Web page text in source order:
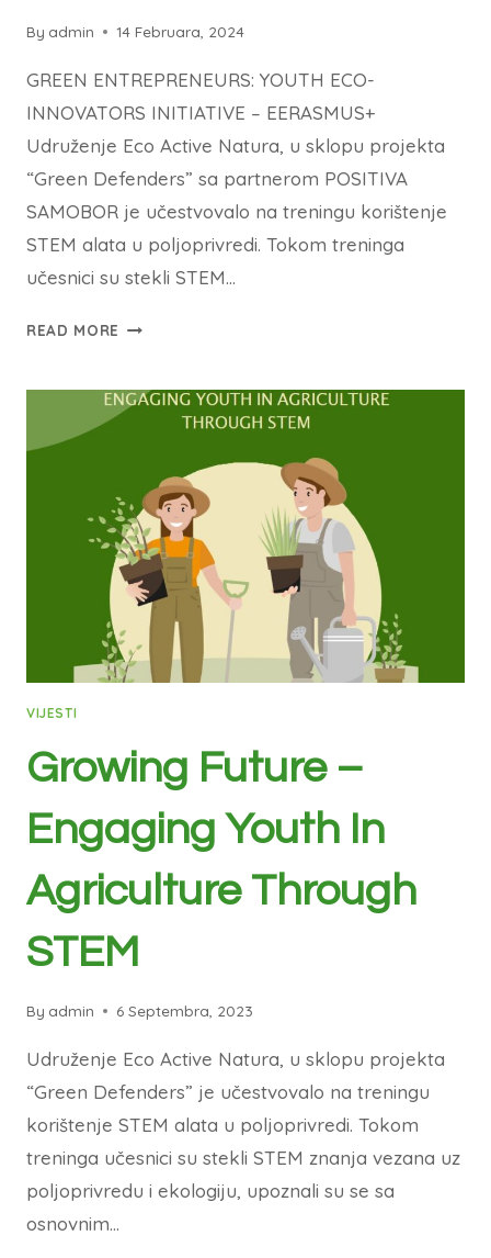
By admin 14 Februara, 2024
GREEN ENTREPRENEURS: YOUTH ECO-
INNOVATORS INITIATIVE – EERASMUS+
Udruženje Eco Active Natura, u sklopu projekta
“Green Defenders” sa partnerom POSITIVA
SAMOBOR je učestvovalo na treningu korištenje
STEM alata u poljoprivredi. Tokom treninga
učesnici su stekli STEM…
READ MORE
VIJESTI
Growing Future –
Engaging Youth In
Agriculture Through
STEM
By admin 6 Septembra, 2023
Udruženje Eco Active Natura, u sklopu projekta
“Green Defenders” je učestvovalo na treningu
korištenje STEM alata u poljoprivredi. Tokom
treninga učesnici su stekli STEM znanja vezana uz
poljoprivredu i ekologiju, upoznali su se sa
osnovnim…